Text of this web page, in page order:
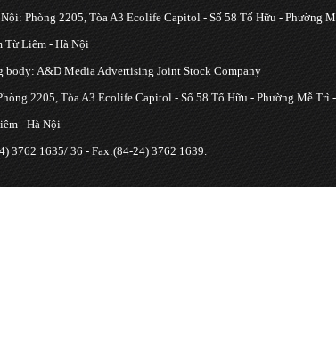
Phòng 2205, Tòa A3 Ecolife Capitol - Số 58 Tố Hữu - Phường
Từ Liêm - Hà Nội
body: A&D Media Advertising Joint Stock Company
2205, Tòa A3 Ecolife Capitol - Số 58 Tố Hữu - Phường Mễ Trì
- Hà Nội
3762 1635/ 36 - Fax:(84-24) 3762 1639.